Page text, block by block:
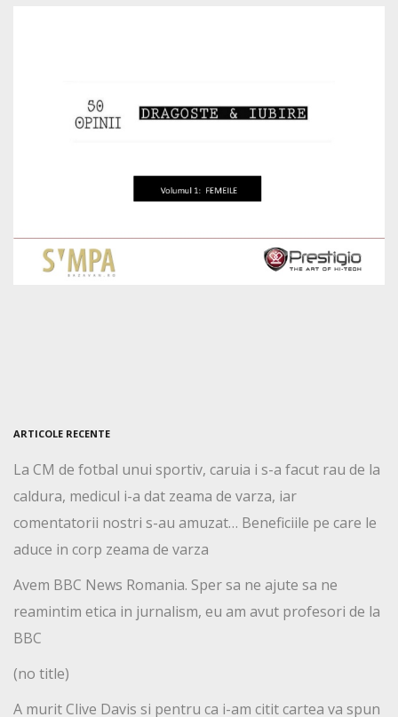
ARTICOLE RECENTE
La CM de fotbal unui sportiv, caruia i s-a facut rau de la
caldura, medicul i-a dat zeama de varza, iar
comentatorii nostri s-au amuzat… Beneficiile pe care le
aduce in corp zeama de varza
Avem BBC News Romania. Sper sa ne ajute sa ne
reamintim etica in jurnalism, eu am avut profesori de la
BBC
(no title)
A murit Clive Davis si pentru ca i-am citit cartea va spun